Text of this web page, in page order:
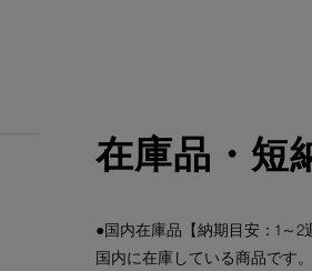
在庫品・短
●国内在庫品【納期目安：1～2
国内に在庫している商品です